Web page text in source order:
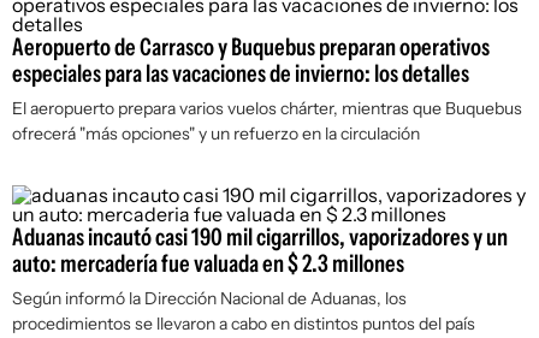
Aeropuerto de Carrasco y Buquebus preparan operativos
especiales para las vacaciones de invierno: los detalles
El aeropuerto prepara varios vuelos chárter, mientras que Buquebus
ofrecerá "más opciones" y un refuerzo en la circulación
Aduanas incautó casi 190 mil cigarrillos, vaporizadores y un
auto: mercadería fue valuada en $ 2.3 millones
Según informó la Dirección Nacional de Aduanas, los
procedimientos se llevaron a cabo en distintos puntos del país